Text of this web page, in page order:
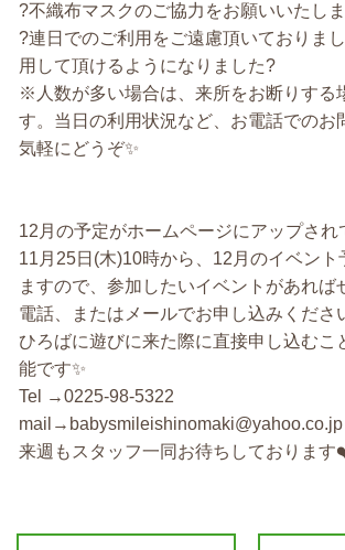
?不織布マスクのご協力をお願いいたしま
?連日でのご利用をご遠慮頂いておりま
用して頂けるようになりました?
※人数が多い場合は、来所をお断りする
す。当日の利用状況など、お電話でのお
気軽にどうぞ✨
12月の予定がホームページにアップされ
11月25日(木)10時から、12月のイベント
ますので、参加したいイベントがあれば
電話、またはメールでお申し込みくださ
ひろばに遊びに来た際に直接申し込むこ
能です✨
Tel →0225-98-5322
mail→babysmileishinomaki@yahoo.co.jp
来週もスタッフ一同お待ちしておりま